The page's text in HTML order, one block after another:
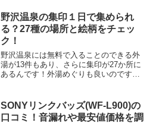
す。これは！！凄そう～ぜひ商品を手に
取っ...
野沢温泉の集印１日で集められ
る？27種の場所と絵柄をチェッ
ク！
野沢温泉には無料で入ることのできる外
湯が13件もあり、さらに集印が27か所に
あるんです！外湯めぐりも良いのです
きるので、外湯めぐりしながら集印を集
めるためにまわるのもと...
SONYリンクバッズ(WF-L900)の
口コミ！音漏れや最安値価格を調